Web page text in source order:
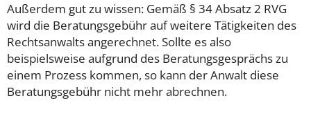
Außerdem gut zu wissen: Gemäß § 34 Absatz 2 RVG
wird die Beratungsgebühr auf weitere Tätigkeiten des
Rechtsanwalts angerechnet. Sollte es also
beispielsweise aufgrund des Beratungsgesprächs zu
einem Prozess kommen, so kann der Anwalt diese
Beratungsgebühr nicht mehr abrechnen.